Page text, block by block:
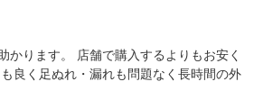
かります。 店舗で購入するよりもお安く
良く足ぬれ・漏れも問題なく長時間の外